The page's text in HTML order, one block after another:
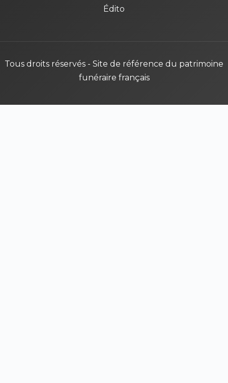
Édito
Tous droits réservés - Site de référence du patrimoine
funéraire français